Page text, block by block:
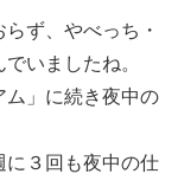
ず、やべっち・
いましたね。
ム」に続き夜中の
に３回も夜中の仕